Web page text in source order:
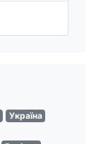
Україна